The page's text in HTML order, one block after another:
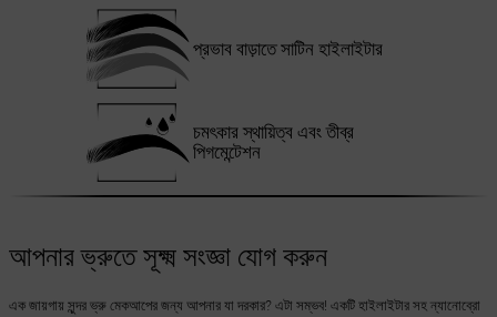
প্রভাব বাড়াতে সাটিন হাইলাইটার
চমৎকার স্থায়িত্ব এবং তীব্র
পিগমেন্টেশন
আপনার ভ্রুতে সূক্ষ্ম সংজ্ঞা যোগ করুন
এক জায়গায় সুন্দর ভ্রু মেকআপের জন্য আপনার যা দরকার? এটা সম্ভব! একটি হাইলাইটার সহ ন্যানোব্রো